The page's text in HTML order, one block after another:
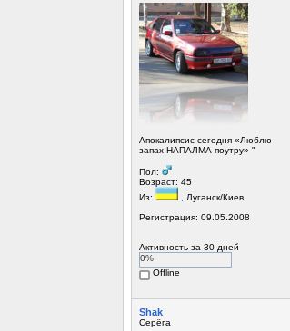
Апокалипсис сегодня «Люблю
запах НАПАЛМА поутру» "
Пол:
Возраст: 45
Из:
, Луганск/Киев
Регистрация: 09.05.2008
Активность за 30 дней
0%
Offline
Shak
Серёга